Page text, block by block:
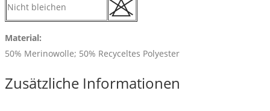
Nicht bleichen
Material:
50% Merinowolle; 50% Recyceltes Polyester
Zusätzliche Informationen